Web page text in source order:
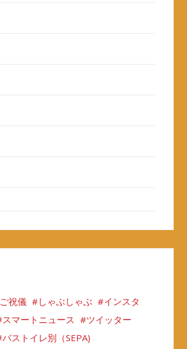
ご祝儀 しゃぶしゃぶ
インスタ
スマートニュース
ツイッター
バストイレ別（SEPA)